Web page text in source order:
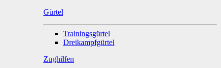
Gürtel
Trainingsgürtel
Dreikampfgürtel
Zughilfen